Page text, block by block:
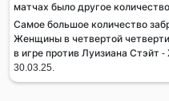
матчах было другое
Самое большое количество
Женщины в четвертой
в игре против Луизиана Стэйт
30.03.25.